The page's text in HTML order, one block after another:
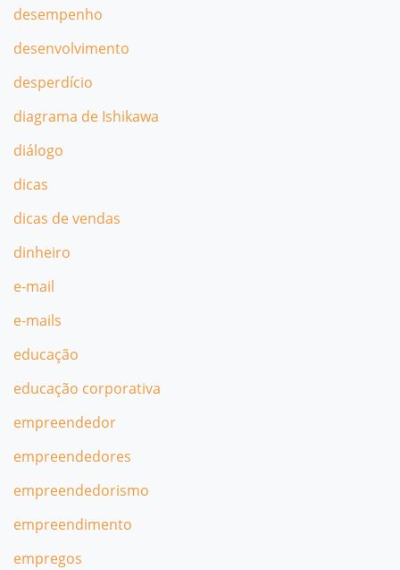
desempenho
desenvolvimento
desperdício
diagrama de Ishikawa
diálogo
dicas
dicas de vendas
dinheiro
e-mail
e-mails
educação
educação corporativa
empreendedor
empreendedores
empreendedorismo
empreendimento
empregos